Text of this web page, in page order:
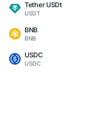
Tether USDt
USDT
BNB
BNB
USDC
USDC